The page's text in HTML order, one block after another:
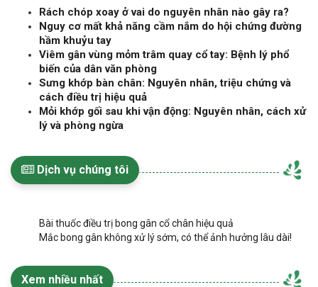
Rách chóp xoay ở vai do nguyên nhân nào gây ra?
Nguy cơ mất khả năng cầm nắm do hội chứng đường
hầm khuỷu tay
Viêm gân vùng mỏm trâm quay cổ tay: Bệnh lý phổ
biến của dân văn phòng
Sưng khớp bàn chân: Nguyên nhân, triệu chứng và
cách điều trị hiệu quả
Mỏi khớp gối sau khi vận động: Nguyên nhân, cách xử
lý và phòng ngừa
Dịch vụ chúng tôi
Bài thuốc điều trị bong gân cổ chân hiệu quả
Mắc bong gân không xử lý sớm, có thể ảnh hưởng lâu dài!
Xem nhiều nhất